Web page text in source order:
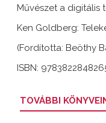
Művészet a digitális
Ken Goldberg:
(Fordította: Beöthy
ISBN:
TOVÁBBI